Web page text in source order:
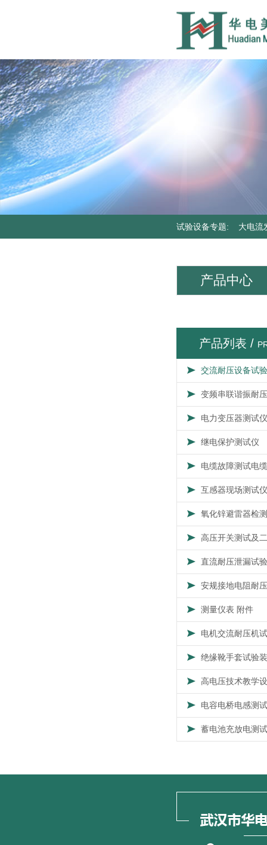
试验设备专题: 大电流
产品中心
产品列表 /
交流耐压设备试
变频串联谐振耐
电力变压器测试
继电保护测试仪
电缆故障测试电
互感器现场测试仪
氧化锌避雷器检
高压开关测试及
直流耐压泄漏试验
安规接地电阻耐
测量仪表 附件
电机交流耐压机
绝缘靴手套试验
高电压技术教学
电容电桥电感测
蓄电池充放电测